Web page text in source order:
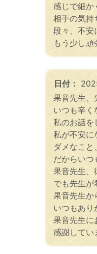
感じで細か
相手の気持
段々、不安
もう少し頑
日付：
果音先生、
いつも辛く
私のお話を
私が不安に
ダメなこと
だからいつ
果音先生、
でも先生が
果音先生
いつもあり
果音先生に
感謝してい